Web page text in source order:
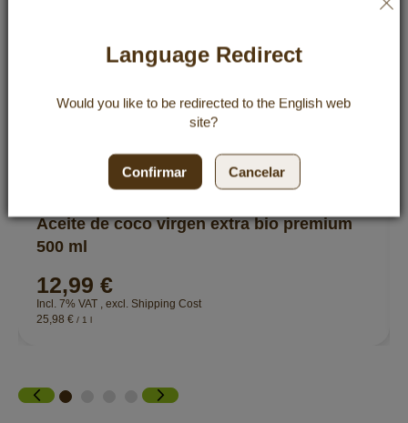
Aceite de coco virgen extra bio premium
500 ml
12,99 €
Incl. 7% VAT excl. Shipping Cost
25,98 € / 1 l
Language Redirect
Would you like to be redirected to the English web
site?
Confirmar Cancelar